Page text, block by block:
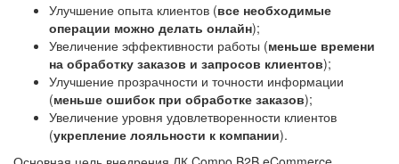
Улучшение опыта клиентов (все необходимые
операции можно делать онлайн);
Увеличение эффективности работы (меньше времени
на обработку заказов и запросов клиентов);
Улучшение прозрачности и точности информации
(меньше ошибок при обработке заказов);
Увеличение уровня удовлетворенности клиентов
(укрепление лояльности к компании).